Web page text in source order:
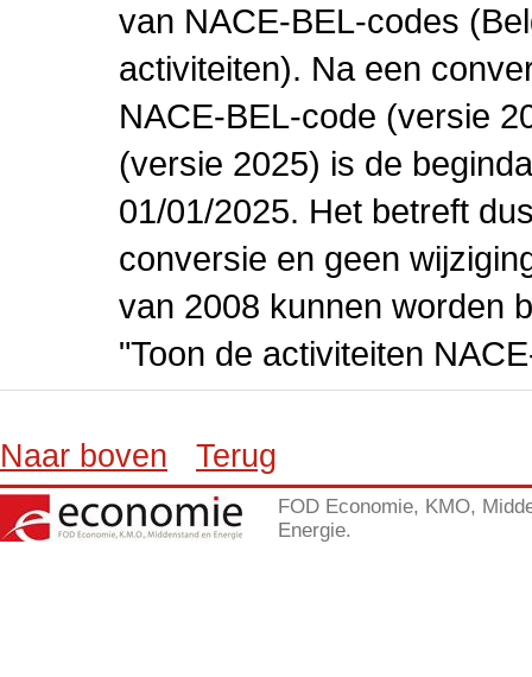
van NACE-BEL-codes
activiteiten). Na een
NACE-BEL-code (versie
(versie 2025) is de
01/01/2025. Het betreft
conversie en geen
van 2008 kunnen worden
"Toon de activiteiten
Naar boven Terug
FOD Economie, KMO,
Energie.